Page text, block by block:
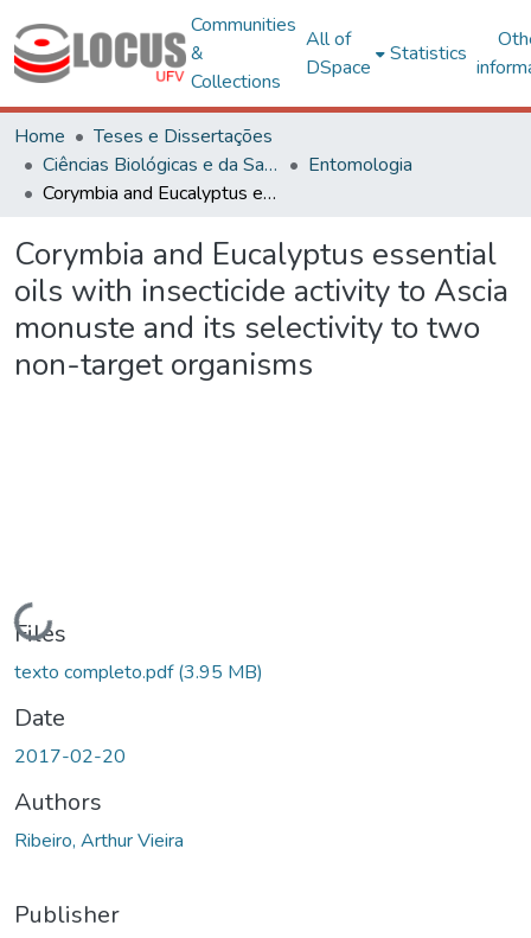
Communities
&
Collections
All of
DSpace
Statistics
Home
Teses e Dissertações
Ciências Biológicas e da Saúde
Entomologia
Corymbia and Eucalyptus essential oils with insecticide activity to Ascia monuste and its selectivity to two non-target organisms
Corymbia and Eucalyptus essential
oils with insecticide activity to Ascia
monuste and its selectivity to two
non-target organisms
Loading...
Files
texto completo.pdf(3.95 MB)
Date
2017-02-20
Authors
Ribeiro, Arthur Vieira
Publisher